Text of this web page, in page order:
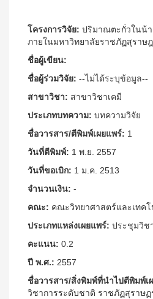
โครงการวิจัย: ปริมาณตะกั่วในน้า
ภายในมหาวิทยาลัยราชภัฏสุราษ
ชื่อผู้เขียน:
ชื่อผู้ร่วมวิจัย: --ไม่ได้ระบุข้อมูล--
สาขาวิชา: สาขาวิชาเคมี
ประเภทบทความ: บทความวิจัย
ชื่อวารสาร/ตีพิมพ์เผยแพร์: 1
วันที่ตีพิมพ์: 1 พ.ย. 2557
วันที่ขอเบิก: 1 ม.ค. 2513
จำนวนเงิน: -
คณะ: คณะวิทยาศาสตร์และเทคโ
ประเภทแหล่งเผยแพร์: ประชุมวิช
คะแนน: 0.2
ปี พ.ศ.: 2557
ชื่อวารสาร/สิ่งพิมพ์ที่นำไปตีพิมพ์เ
วิชาการระดับชาติ ราชภัฏสุราษ